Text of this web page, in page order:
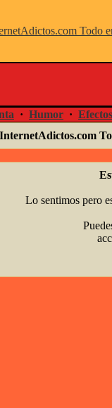
· Humor ·
InternetAdictos.com
Lo sentimos pero